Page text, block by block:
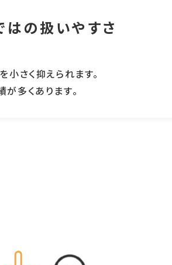
はの扱いやすさ
小さく抑えられます。
多くあります。